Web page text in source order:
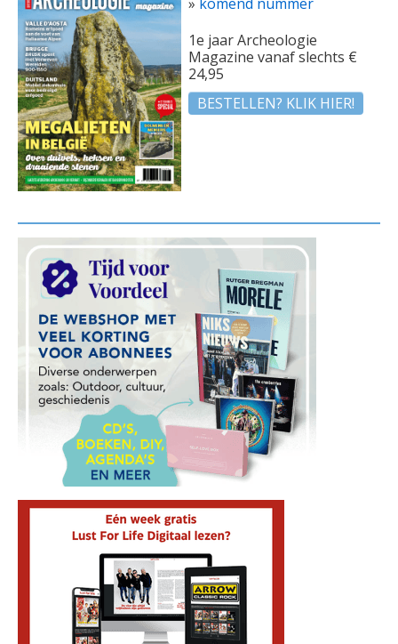
1e jaar Archeologie
Magazine vanaf slechts €
24,95
BESTELLEN? KLIK HIER!